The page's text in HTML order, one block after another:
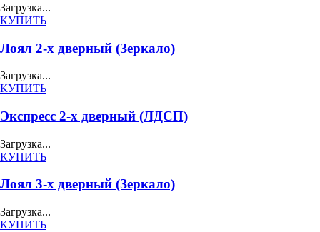
Загрузка...
КУПИТЬ
Лоял 2-х дверный (Зеркало)
Загрузка...
КУПИТЬ
Экспресс 2-х дверный (ЛДСП)
Загрузка...
КУПИТЬ
Лоял 3-х дверный (Зеркало)
Загрузка...
КУПИТЬ